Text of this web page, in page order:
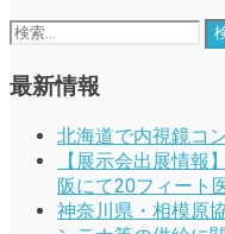
検
最新情報
北海道で内視鏡コ
【展示会出展情報
阪にて20フィート
神奈川県・相模原